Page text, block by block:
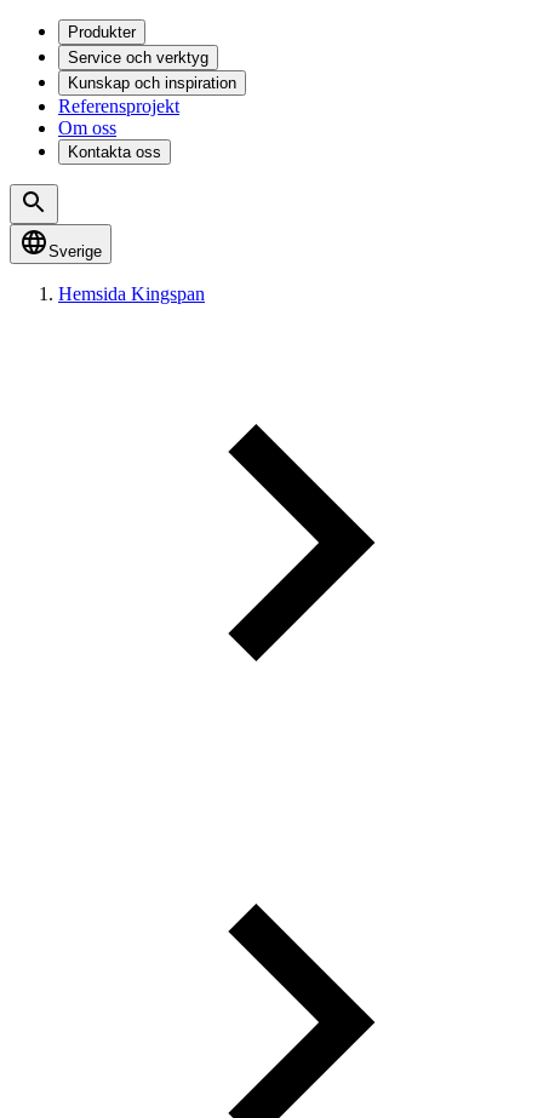
Produkter
Service och verktyg
Kunskap och inspiration
Referensprojekt
Om oss
Kontakta oss
Sverige
Hemsida Kingspan